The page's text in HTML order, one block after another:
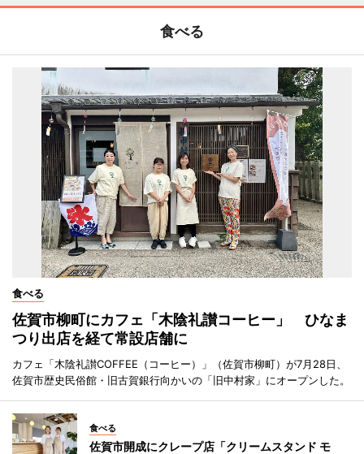
食べる
食べる
佐賀市柳町にカフェ「木陰礼讃コーヒー」 ひなま
つり出店を経て常設店舗に
カフェ「木陰礼讃COFFEE（コーヒー）」（佐賀市柳町）が7月28日、
佐賀市歴史民俗館・旧古賀銀行向かいの「旧中村家」にオープンした。
食べる
佐賀市開成にクレープ店「クリームスタンド モ